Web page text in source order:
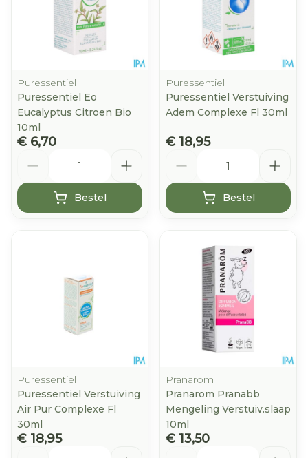
Puressentiel
Puressentiel Eo
Eucalyptus Citroen Bio
10ml
€ 6,70
Bestel
Puressentiel
Puressentiel Verstuiving
Adem Complexe Fl 30ml
€ 18,95
Bestel
Puressentiel
Puressentiel Verstuiving
Air Pur Complexe Fl
30ml
€ 18,95
Pranarom
Pranarom Pranabb
Mengeling Verstuiv.slaap
10ml
€ 13,50